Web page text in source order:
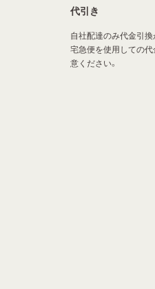
代引き
自社配達のみ代金引換
宅急便を使用しての
意ください。